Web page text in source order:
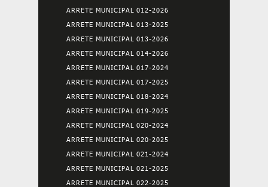
ARRETE MUNICIPAL 012-2026
ARRETE MUNICIPAL 013-2025
ARRETE MUNICIPAL 013-2026
ARRETE MUNICIPAL 014-2026
ARRETE MUNICIPAL 017-2024
ARRETE MUNICIPAL 017-2025
ARRETE MUNICIPAL 018-2024
ARRETE MUNICIPAL 019-2025
ARRETE MUNICIPAL 020-2024
ARRETE MUNICIPAL 020-2025
ARRETE MUNICIPAL 021-2024
ARRETE MUNICIPAL 021-2025
ARRETE MUNICIPAL 022-2025